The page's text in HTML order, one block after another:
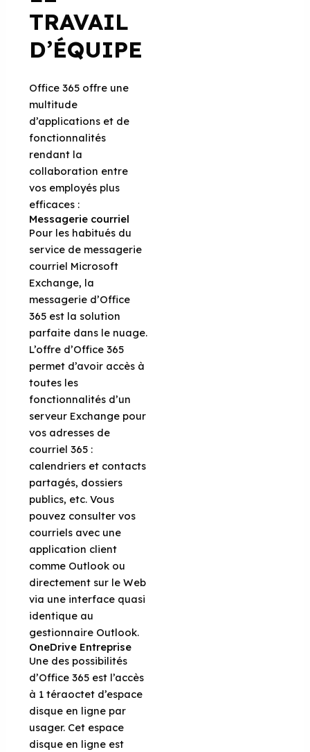
TRAVAIL
D’ÉQUIPE
Office 365 offre une
multitude
d’applications et de
fonctionnalités
rendant la
collaboration entre
vos employés plus
efficaces :
Messagerie courriel
Pour les habitués du
service de messagerie
courriel Microsoft
Exchange, la
messagerie d’Office
365 est la solution
parfaite dans le nuage.
L’offre d’Office 365
permet d’avoir accès à
toutes les
fonctionnalités d’un
serveur Exchange pour
vos adresses de
courriel 365 :
calendriers et contacts
partagés, dossiers
publics, etc. Vous
pouvez consulter vos
courriels avec une
application client
comme Outlook ou
directement sur le Web
via une interface quasi
identique au
gestionnaire Outlook.
OneDrive Entreprise
Une des possibilités
d’Office 365 est l’accès
à 1 téraoctet d’espace
disque en ligne par
usager. Cet espace
disque en ligne est